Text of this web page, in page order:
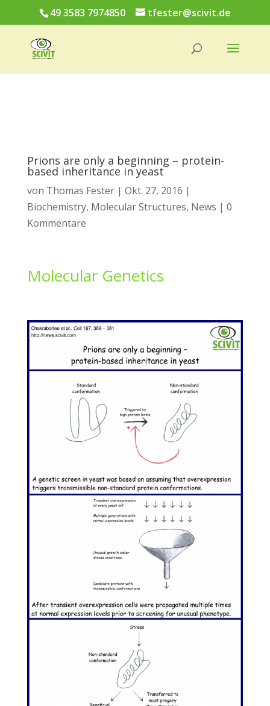
49 3583 7974850 tfester@scivit.de
Prions are only a beginning – protein-
based inheritance in yeast
von Thomas Fester| Okt. 27, 2016 |
Biochemistry, Molecular Structures, News | 0
Kommentare
Molecular Genetics